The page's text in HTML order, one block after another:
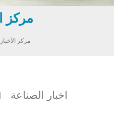
مركز
مركز الأخبار
اخبار الصناعة